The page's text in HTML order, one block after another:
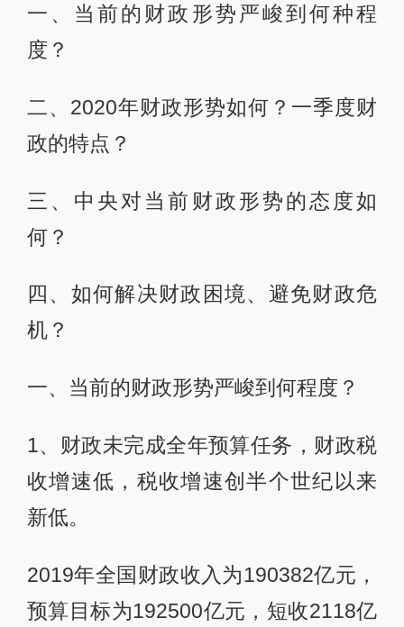
一、当前的财政形势严峻到何种程
度？
二、2020年财政形势如何？一季度财
政的特点？
三、中央对当前财政形势的态度如
何？
四、如何解决财政困境、避免财政危
机？
一、当前的财政形势严峻到何程度？
1、财政未完成全年预算任务，财政税
收增速低，税收增速创半个世纪以来
新低。
2019年全国财政收入为190382亿元，
预算目标为192500亿元，短收2118亿